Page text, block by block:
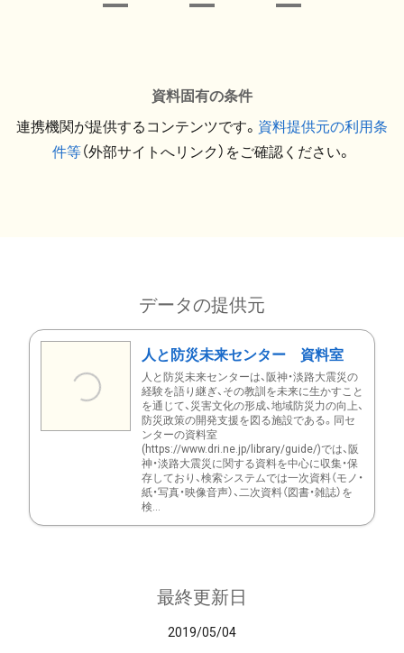
資料固有の条件
連携機関が提供するコンテンツです。 資料提供元の利用条
件等（外部サイトへリンク）をご確認ください。
データの提供元
人と防災未来センター 資料室
人と防災未来センターは、阪神・淡路大震災の
経験を語り継ぎ、その教訓を未来に生かすこと
を通じて、災害文化の形成、地域防災力の向上、
防災政策の開発支援を図る施設である。同セ
ンターの資料室
(https://www.dri.ne.jp/library/guide/)では、阪
神・淡路大震災に関する資料を中心に収集・保
存しており、検索システムでは一次資料（モノ・
紙・写真・映像音声）、二次資料（図書・雑誌）を
検...
最終更新日
2019/05/04